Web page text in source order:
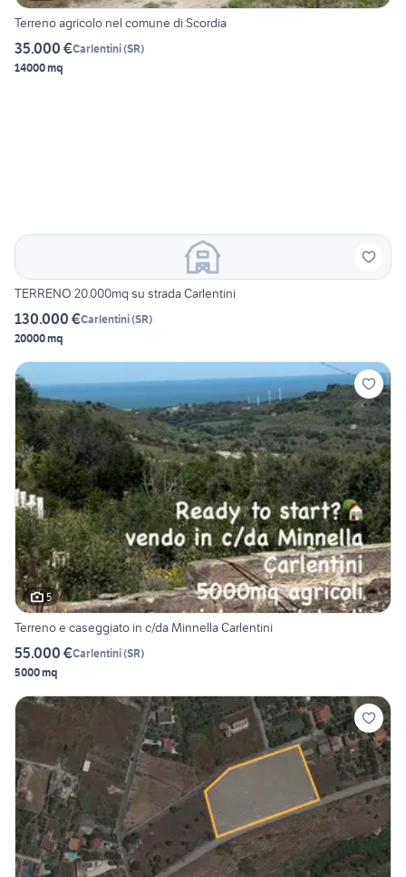
Terreno agricolo nel comune di Scordia
35.000 €Carlentini(SR)
14000 mq
TERRENO 20.000mq su strada Carlentini
130.000 €Carlentini(SR)
20000 mq
5
Terreno e caseggiato in c/da Minnella Carlentini
55.000 €Carlentini(SR)
5000 mq